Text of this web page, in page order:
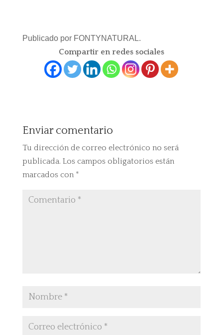
Publicado por FONTYNATURAL.
Compartir en redes sociales
Enviar comentario
Tu dirección de correo electrónico no será
publicada. Los campos obligatorios están
marcados con *